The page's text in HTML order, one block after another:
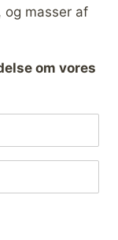
og masser af
om vores